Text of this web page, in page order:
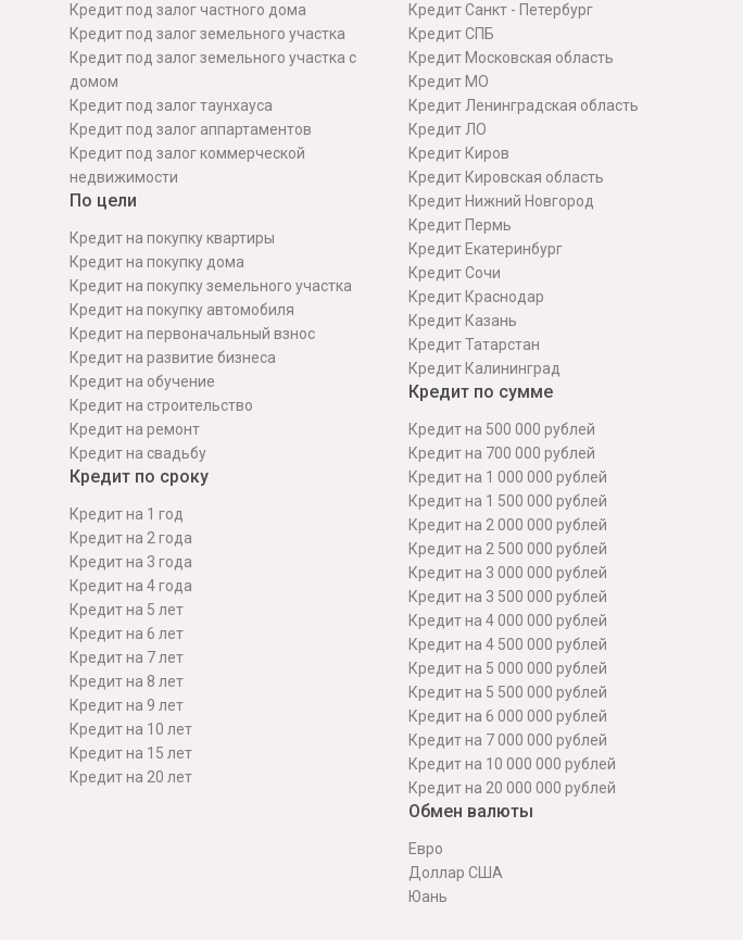
Кредит под залог частного дома
Кредит под залог земельного участка
Кредит под залог земельного участка с
домом
Кредит под залог таунхауса
Кредит под залог аппартаментов
Кредит под залог коммерческой
недвижимости
По цели
Кредит на покупку квартиры
Кредит на покупку дома
Кредит на покупку земельного участка
Кредит на покупку автомобиля
Кредит на первоначальный взнос
Кредит на развитие бизнеса
Кредит на обучение
Кредит на строительcтво
Кредит на ремонт
Кредит на свадьбу
Кредит по сроку
Кредит на 1 год
Кредит на 2 года
Кредит на 3 года
Кредит на 4 года
Кредит на 5 лет
Кредит на 6 лет
Кредит на 7 лет
Кредит на 8 лет
Кредит на 9 лет
Кредит на 10 лет
Кредит на 15 лет
Кредит на 20 лет
Кредит Санкт - Петербург
Кредит СПБ
Кредит Московская область
Кредит МО
Кредит Ленинградская область
Кредит ЛО
Кредит Киров
Кредит Кировская область
Кредит Нижний Новгород
Кредит Пермь
Кредит Екатеринбург
Кредит Сочи
Кредит Краснодар
Кредит Казань
Кредит Татарстан
Кредит Калининград
Кредит по сумме
Кредит на 500 000 рублей
Кредит на 700 000 рублей
Кредит на 1 000 000 рублей
Кредит на 1 500 000 рублей
Кредит на 2 000 000 рублей
Кредит на 2 500 000 рублей
Кредит на 3 000 000 рублей
Кредит на 3 500 000 рублей
Кредит на 4 000 000 рублей
Кредит на 4 500 000 рублей
Кредит на 5 000 000 рублей
Кредит на 5 500 000 рублей
Кредит на 6 000 000 рублей
Кредит на 7 000 000 рублей
Кредит на 10 000 000 рублей
Кредит на 20 000 000 рублей
Обмен валюты
Евро
Доллар США
Юань